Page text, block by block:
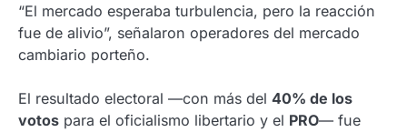
“El mercado esperaba turbulencia, pero la reacción
fue de alivio”, señalaron operadores del mercado
cambiario porteño.
El resultado electoral —con más del 40% de los
votos para el oficialismo libertario y el PRO— fue